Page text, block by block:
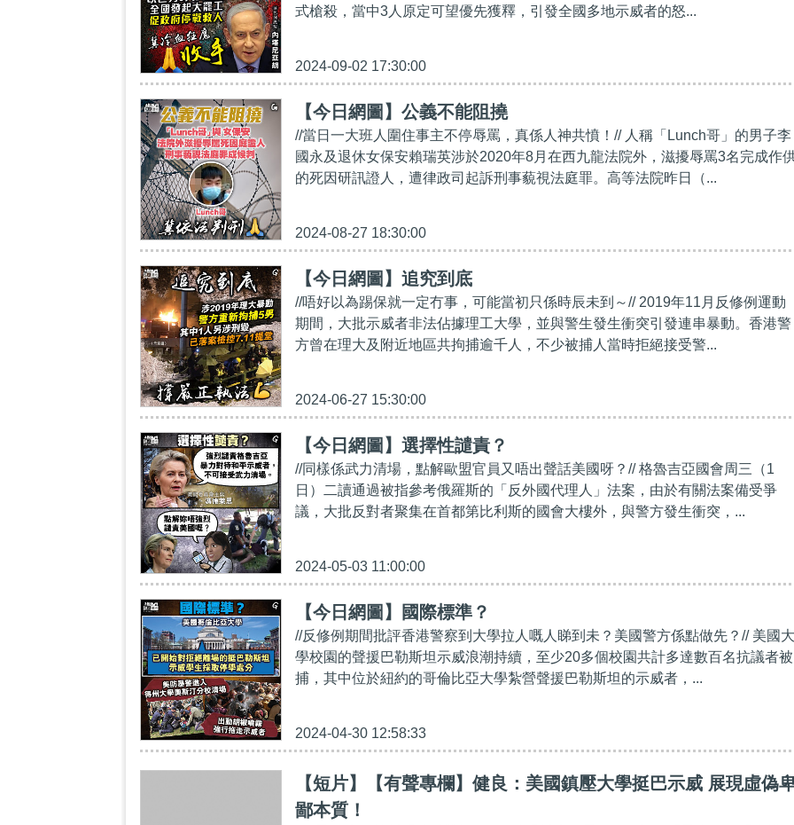
式槍殺，當中3人原定可望優先獲釋，引發全國多地示威者的怒...
2024-09-02 17:30:00
【今日網圖】公義不能阻撓
//當日一大班人圍住事主不停辱罵，真係人神共憤！// 人稱「Lunch哥」的男子李
國永及退休女保安賴瑞英涉於2020年8月在西九龍法院外，滋擾辱罵3名完成作
的死因研訊證人，遭律政司起訴刑事藐視法庭罪。高等法院昨日（...
2024-08-27 18:30:00
【今日網圖】追究到底
//唔好以為踢保就一定冇事，可能當初只係時辰未到～// 2019年11月反修例運動
期間，大批示威者非法佔據理工大學，並與警生發生衝突引發連串暴動。香港警
方曾在理大及附近地區共拘捕逾千人，不少被捕人當時拒絕接受警...
2024-06-27 15:30:00
【今日網圖】選擇性譴責？
//同樣係武力清場，點解歐盟官員又唔出聲話美國呀？// 格魯吉亞國會周三（1
日）二讀通過被指參考俄羅斯的「反外國代理人」法案，由於有關法案備受爭
議，大批反對者聚集在首都第比利斯的國會大樓外，與警方發生衝突，...
2024-05-03 11:00:00
【今日網圖】國際標準？
//反修例期間批評香港警察到大學拉人嘅人睇到未？美國警方係點做先？// 美國大
學校園的聲援巴勒斯坦示威浪潮持續，至少20多個校園共計多達數百名抗議者被
捕，其中位於紐約的哥倫比亞大學紮營聲援巴勒斯坦的示威者，...
2024-04-30 12:58:33
【短片】【有聲專欄】健良：美國鎮壓大學挺巴示威 展現虛偽
鄙本質！